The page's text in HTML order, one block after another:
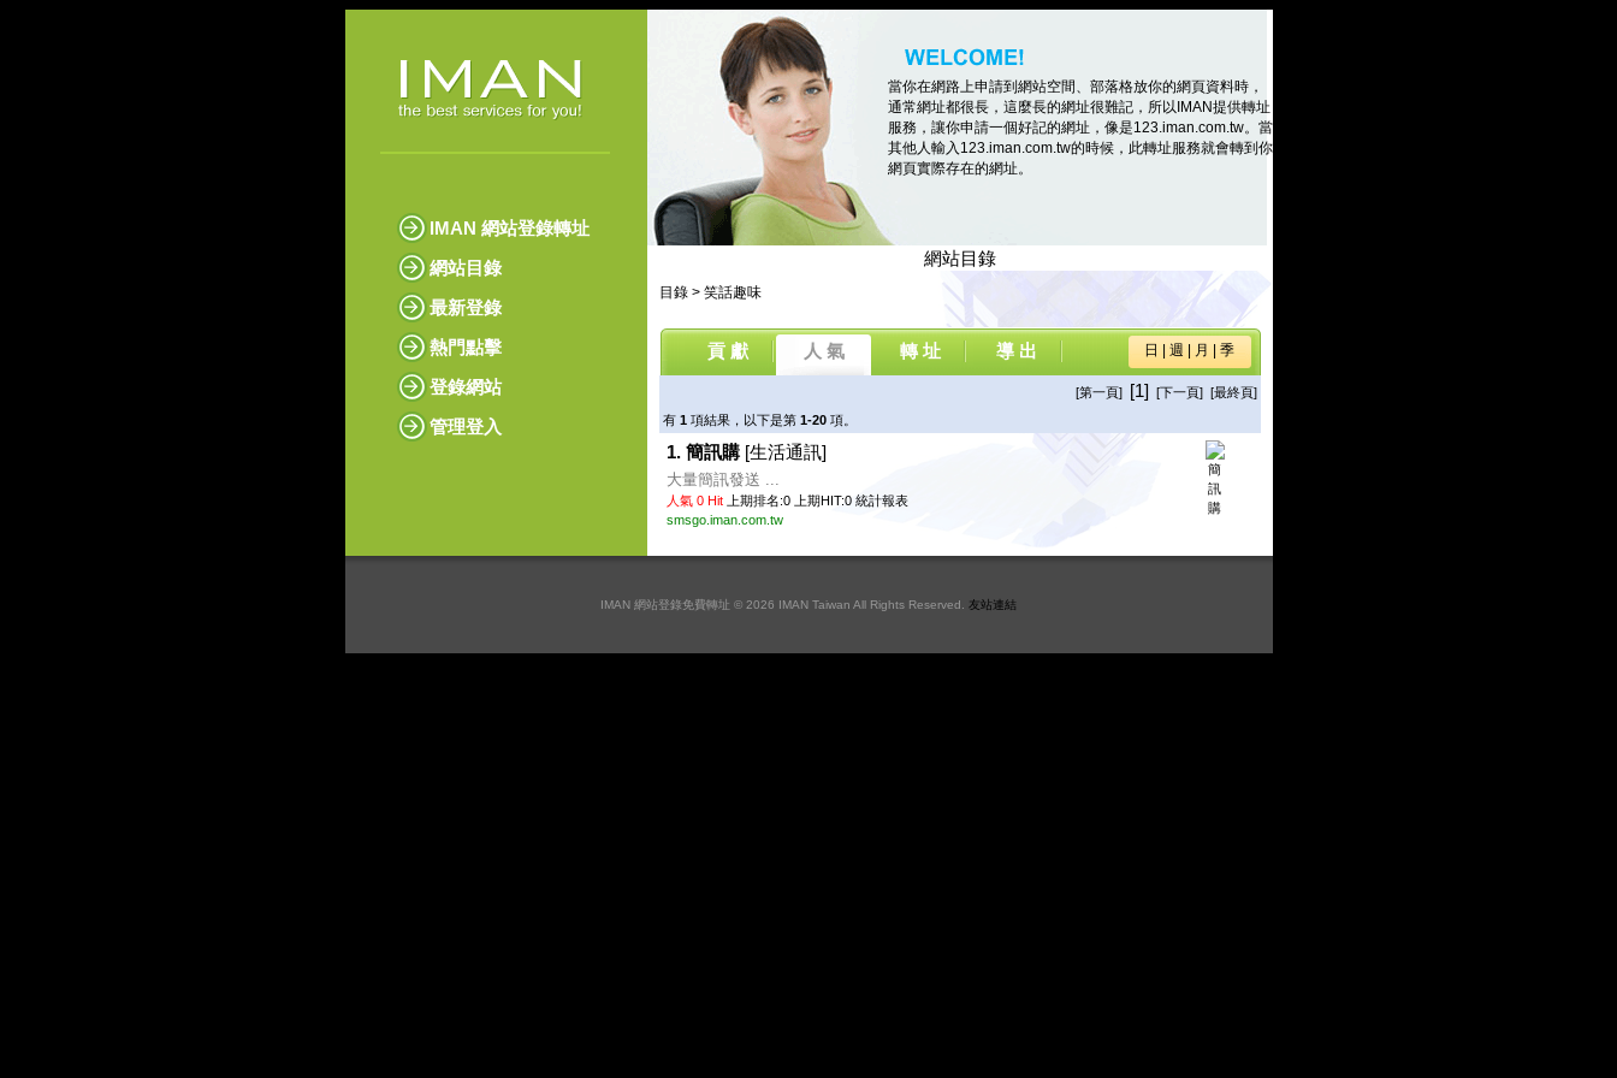
IMAN 網站登錄轉址
網站目錄
最新登錄
熱門點擊
登錄網站
管理登入
當你在網路上申請到網站空間、部落格放你的網頁資料時，
通常網址都很長，這麼長的網址很難記，所以IMAN提供轉址
服務，讓你申請一個好記的網址，像是123.iman.com.tw。當
其他人輸入123.iman.com.tw的時候，此轉址服務就會轉到你
網頁實際存在的網址。
網站目錄
目錄 > 笑話趣味
貢 獻 人 氣 轉 址 導 出 日 週 月 季
[第一頁] [1] [下一頁] [最終頁]
有 1 項結果，以下是第 1-20項。
1. 簡訊購 [生活通訊]
大量簡訊發送 ...
人氣 0 Hit 上期排名:0 上期HIT:0 統計報表
smsgo.iman.com.tw
IMAN 網站登錄免費轉址 © 2026 IMAN Taiwan All Rights Reserved. 友站連結